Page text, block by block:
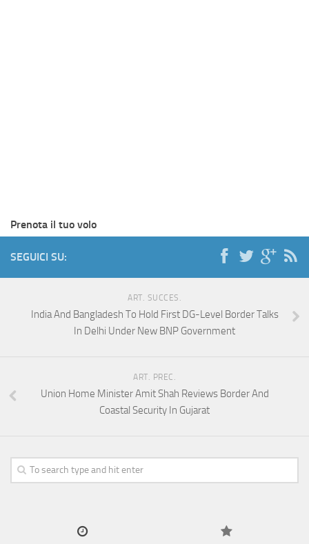
Prenota il tuo volo
SEGUICI SU:
ART. SUCCES.
India And Bangladesh To Hold First DG-Level Border Talks
In Delhi Under New BNP Government
ART. PREC.
Union Home Minister Amit Shah Reviews Border And
Coastal Security In Gujarat